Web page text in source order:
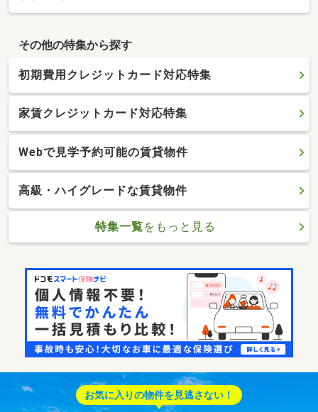
その他の特集から探す
初期費用クレジットカード対応特集
家賃クレジットカード対応特集
Webで見学予約可能の賃貸物件
高級・ハイグレードな賃貸物件
特集一覧をもっと見る
お気に入りの物件を見逃さない！